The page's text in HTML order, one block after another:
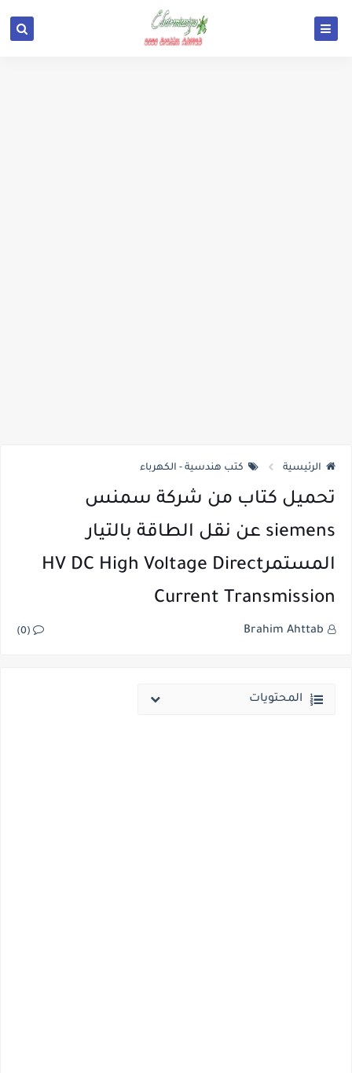
الرئيسية كتب هندسية - الكهرباء
تحميل كتاب من شركة سمنس
siemens عن نقل الطاقة بالتيار
المستمرHV DC High Voltage Direct
Current Transmission
Brahim Ahttab
(0)
المحتويات